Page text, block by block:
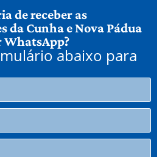
de receber as
da Cunha e Nova Pádua
WhatsApp?
abaixo para